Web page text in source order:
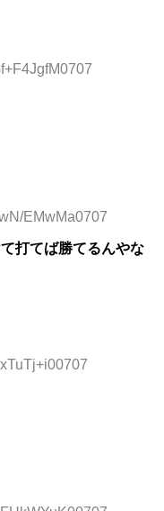
EMwMa0707
打てば勝てるんやな